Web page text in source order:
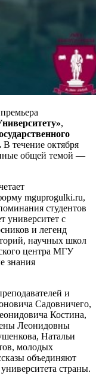
,
В течение октября
общей темой —
mguprogulki.ru,
студентов
университет с
и легенд
научных школ
центра МГУ
знания
и
Садовничего,
Костина,
Леонидовны
Натальи
молодых
объединяют
страны.